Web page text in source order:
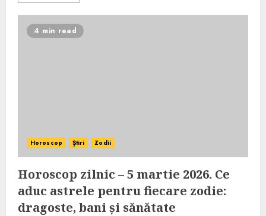
4 min read
Horoscop Știri Zodii
Horoscop zilnic – 5 martie 2026. Ce
aduc astrele pentru fiecare zodie:
dragoste, bani și sănătate